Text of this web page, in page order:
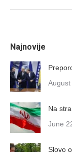
Najnovije
Na
June
Slovo